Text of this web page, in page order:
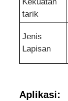
tarik
Jenis
Lapisan
Aplikasi: